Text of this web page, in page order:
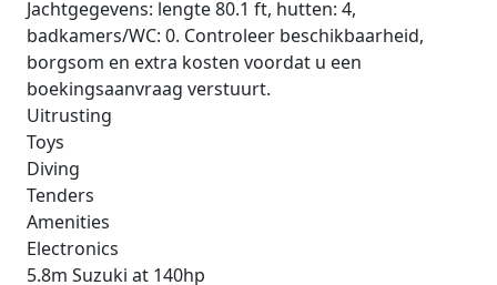
Jachtgegevens: lengte 80.1 ft, hutten: 4,
badkamers/WC: 0. Controleer beschikbaarheid,
borgsom en extra kosten voordat u een
boekingsaanvraag verstuurt.
Uitrusting
Toys
Diving
Tenders
Amenities
Electronics
5.8m Suzuki at 140hp